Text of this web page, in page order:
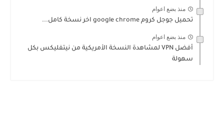
منذ بضع اعوام
تحميل جوجل كروم google chrome اخر نسخة كامل...
منذ بضع اعوام
أفضل VPN لمشاهدة النسخة الأمريكية من نيتفليكس بكل
سهولة